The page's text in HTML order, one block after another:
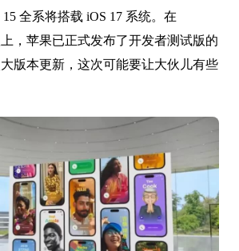
全系将搭载 iOS 17 系统。在
，苹果已正式发布了开发者测试版的
版本更新，这次可能要让大伙儿有些